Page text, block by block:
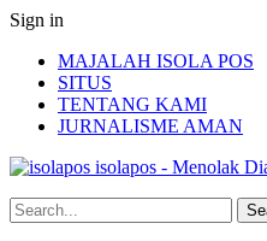
Sign in
MAJALAH ISOLA POS
SITUS
TENTANG KAMI
JURNALISME AMAN
isolapos - Menolak